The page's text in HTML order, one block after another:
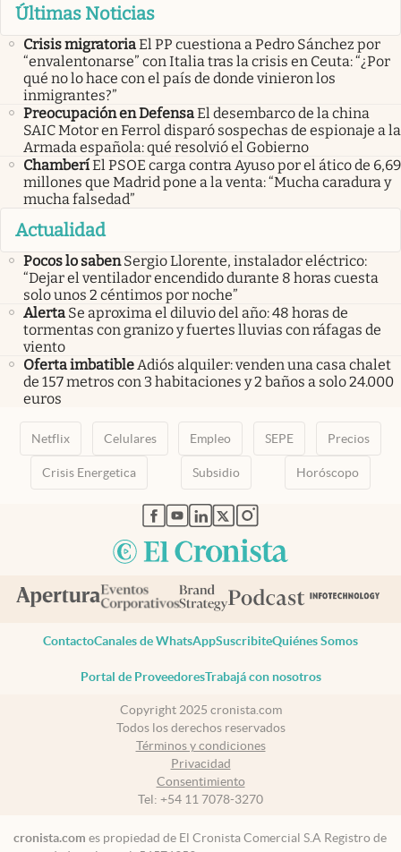
Últimas Noticias
Crisis migratoriaEl PP cuestiona a Pedro Sánchez por
“envalentonarse” con Italia tras la crisis en Ceuta: “¿Por
qué no lo hace con el país de donde vinieron los
inmigrantes?”
Preocupación en DefensaEl desembarco de la china
SAIC Motor en Ferrol disparó sospechas de espionaje a la
Armada española: qué resolvió el Gobierno
ChamberíEl PSOE carga contra Ayuso por el ático de 6,69
millones que Madrid pone a la venta: “Mucha caradura y
mucha falsedad”
Actualidad
Pocos lo saben Sergio Llorente, instalador eléctrico:
“Dejar el ventilador encendido durante 8 horas cuesta
solo unos 2 céntimos por noche”
Alerta Se aproxima el diluvio del año: 48 horas de
tormentas con granizo y fuertes lluvias con ráfagas de
viento
Oferta imbatibleAdiós alquiler: venden una casa chalet
de 157 metros con 3 habitaciones y 2 baños a solo 24.000
euros
Netflix Celulares Empleo SEPE Precios
Crisis Energetica Subsidio Horóscopo
abre en nueva pestaña
abre en nueva pestaña
abre en nueva pestaña
abre en nueva pestaña
abre en nueva pestaña
ContactoCanales de WhatsAppSuscribiteQuiénes Somos
Portal de ProveedoresTrabajá con nosotros
Copyright 2025 cronista.com
Todos los derechos reservados
Términos y condiciones
Privacidad
Consentimiento
Tel: +54 11 7078-3270
cronista.com es propiedad de El Cronista Comercial S.A Registro de